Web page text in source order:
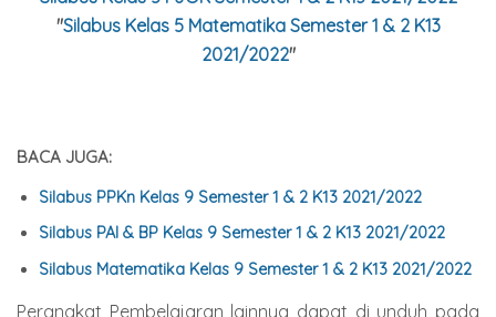
"Silabus Kelas 5 Matematika Semester 1 & 2 K13
2021/2022"
BACA JUGA:
Silabus PPKn Kelas 9 Semester 1 & 2 K13 2021/2022
Silabus PAI & BP Kelas 9 Semester 1 & 2 K13 2021/2022
Silabus Matematika Kelas 9 Semester 1 & 2 K13 2021/2022
Perangkat Pembelajaran lainnya dapat di unduh pada